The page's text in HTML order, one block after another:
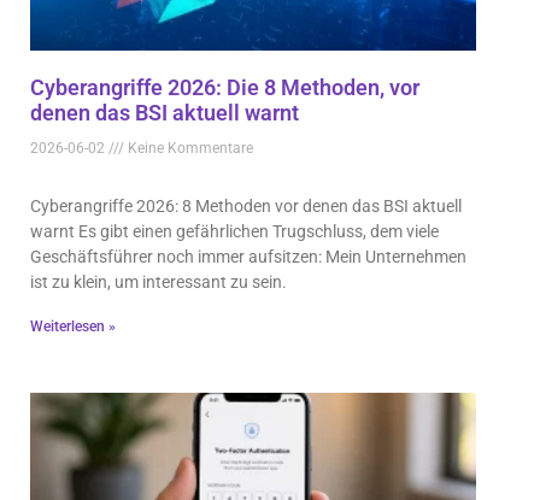
Cyberangriffe 2026: Die 8 Methoden, vor
denen das BSI aktuell warnt
2026-06-02 Keine Kommentare
Cyberangriffe 2026: 8 Methoden vor denen das BSI aktuell
warnt Es gibt einen gefährlichen Trugschluss, dem viele
Geschäftsführer noch immer aufsitzen: Mein Unternehmen
ist zu klein, um interessant zu sein.
Weiterlesen »